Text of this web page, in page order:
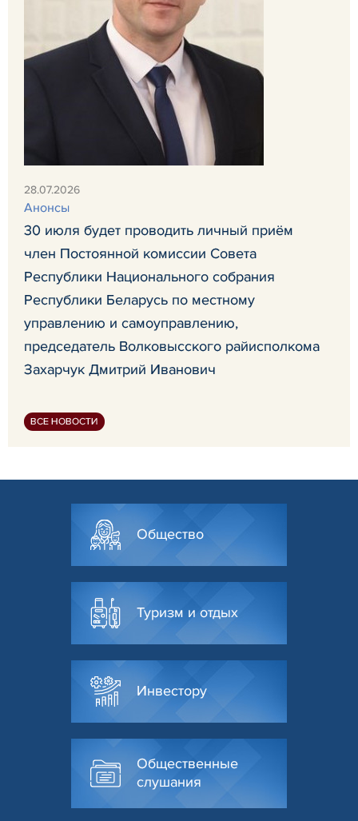
28.07.2026
Анонсы
30 июля будет проводить личный приём
член Постоянной комиссии Совета
Республики Национального собрания
Республики Беларусь по местному
управлению и самоуправлению,
председатель Волковысского райисполкома
Захарчук Дмитрий Иванович
ВСЕ НОВОСТИ
Общество
Туризм и отдых
Инвестору
Общественные
слушания